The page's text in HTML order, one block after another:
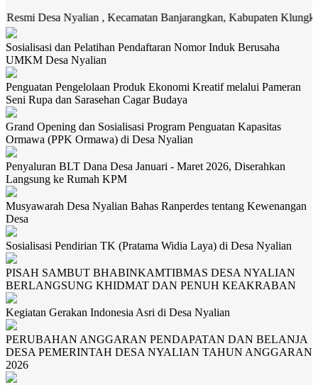
Nyalian , Kecamatan Banjarangkan, Kabupaten Klungkung.
Sosialisasi dan Pelatihan Pendaftaran Nomor Induk Berusaha
UMKM Desa Nyalian
Penguatan Pengelolaan Produk Ekonomi Kreatif melalui Pameran
Seni Rupa dan Sarasehan Cagar Budaya
Grand Opening dan Sosialisasi Program Penguatan Kapasitas
Ormawa (PPK Ormawa) di Desa Nyalian
Penyaluran BLT Dana Desa Januari - Maret 2026, Diserahkan
Langsung ke Rumah KPM
Musyawarah Desa Nyalian Bahas Ranperdes tentang Kewenangan
Desa
Sosialisasi Pendirian TK (Pratama Widia Laya) di Desa Nyalian
PISAH SAMBUT BHABINKAMTIBMAS DESA NYALIAN
BERLANGSUNG KHIDMAT DAN PENUH KEAKRABAN
Kegiatan Gerakan Indonesia Asri di Desa Nyalian
PERUBAHAN ANGGARAN PENDAPATAN DAN BELANJA
DESA PEMERINTAH DESA NYALIAN TAHUN ANGGARAN
2026